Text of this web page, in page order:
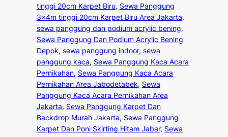
tinggi 20cm Karpet Biru, Sewa Panggung
3x4m tinggi 20cm Karpet Biru Area Jakarta
sewa panggung dan podium acrylic bening
Sewa Panggung Dan Podium Acrylic Bening
Depok, sewa panggung indoor, sewa
panggung kaca, Sewa Panggung Kaca Acara
Pernikahan, Sewa Panggung Kaca Acara
Pernikahan Area Jabodetabek, Sewa
Panggung Kaca Acara Pernikahan Area
Jakarta, Sewa Panggung Karpet Dan
Backdrop Murah Jakarta, Sewa Panggung
Karpet Dan Poni Skirting Hitam Jabar, Sewa